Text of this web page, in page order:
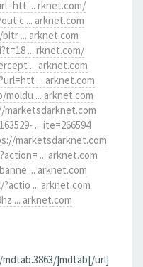
... rknet.com/
... arknet.com
... arknet.com
... rknet.com/
... arknet.com
... arknet.com
... arknet.com
... ite=266594
marketsdarknet.com
... arknet.com
... arknet.com
... arknet.com
... arknet.com
]mdtab[/url]